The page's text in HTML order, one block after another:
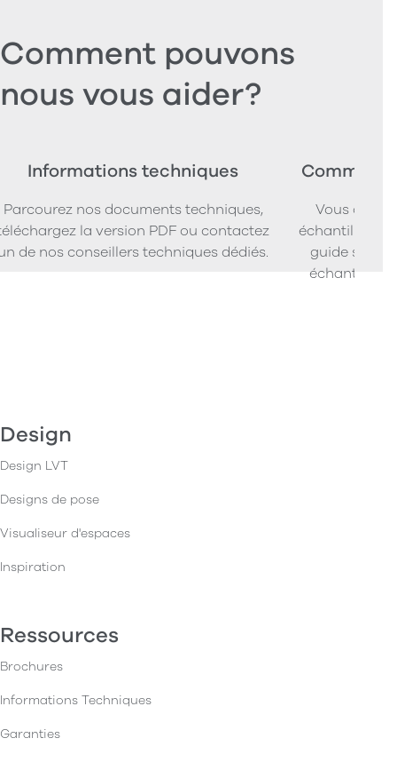
Comment pouvons
nous vous aider?
Informations techniques
Parcourez nos documents techniques,
la version PDF ou contactez
de nos conseillers techniques dédiés.
Vous
échantillons
guide
Design
Design LVT
Designs de pose
Visualiseur d'espaces
Inspiration
Ressources
Brochures
Informations Techniques
Garanties